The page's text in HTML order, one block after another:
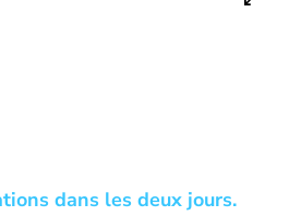
dans les deux jours.